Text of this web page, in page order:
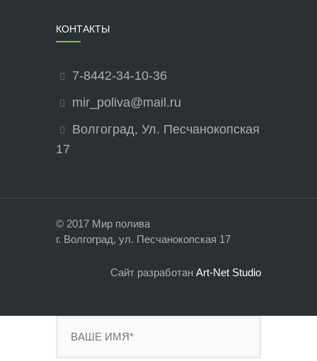
КОНТАКТЫ
7-8442-34-10-36
mir_poliva@mail.ru
Волгоград, Ул. Песчанокопская
17
© 2017 Мир полива
г. Волгоград, ул. Песчанокопская 17
Сайт разработан Art-Net Studio